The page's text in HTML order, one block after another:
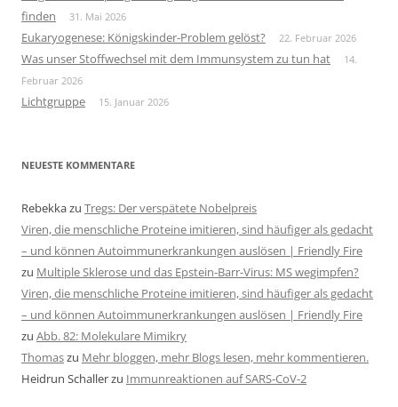
finden
31. Mai 2026
Eukaryogenese: Königskinder-Problem gelöst? 22. Februar 2026
Was unser Stoffwechsel mit dem Immunsystem zu tun hat
14.
Februar 2026
Lichtgruppe 15. Januar 2026
NEUESTE KOMMENTARE
Rebekkazu Tregs: Der verspätete Nobelpreis
Viren, die menschliche Proteine imitieren, sind häufiger als gedacht
– und können Autoimmunerkrankungen auslösen | Friendly Fire
zu Multiple Sklerose und das Epstein-Barr-Virus: MS wegimpfen?
Viren, die menschliche Proteine imitieren, sind häufiger als gedacht
– und können Autoimmunerkrankungen auslösen | Friendly Fire
zu Abb. 82: Molekulare Mimikry
Thomaszu Mehr bloggen, mehr Blogs lesen, mehr kommentieren.
Heidrun Schallerzu Immunreaktionen auf SARS-CoV-2